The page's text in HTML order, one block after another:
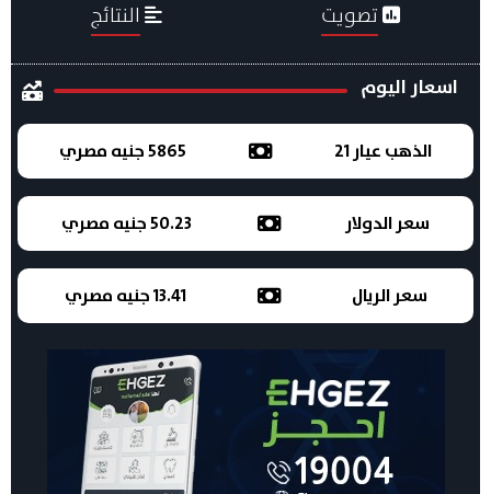
تصويت النتائج
اسعار اليوم
الذهب عيار 21 5865 جنيه مصري
سعر الدولار 50.23 جنيه مصري
سعر الريال 13.41 جنيه مصري